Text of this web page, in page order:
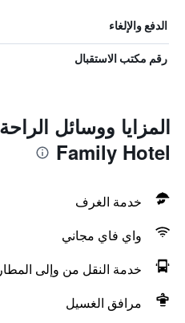
الدفع والإلغاء
رقم مكتب الاستقبال
Family Hotel
خدمة الغرف
واي فاي مجاني
خدمة النقل من وإلى المطار
مرافق الغسيل